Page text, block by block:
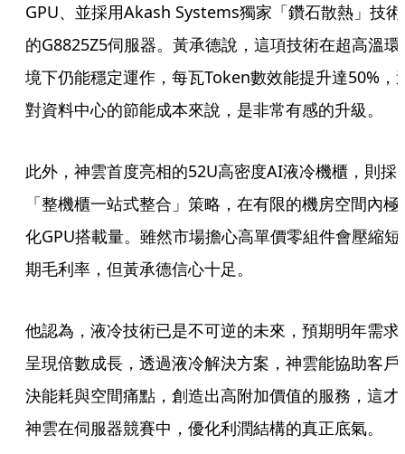
GPU、並採用Akash Systems獨家「鑽石散熱」技術
的G8825Z5伺服器。黃承德說，這項技術在超高溫環
境下仍能穩定運作，每瓦Token數效能提升達50%，
對資料中心的節能成本來說，是非常有感的升級。
此外，神雲首度亮相的52U高密度AI液冷機櫃，則採
「整機櫃一站式整合」策略，在有限的機房空間內極
化GPU搭載量。雖然市場擔心高單價零組件會壓縮短
期毛利率，但黃承德信心十足。
他認為，液冷技術已是不可逆的未來，預期明年需求
呈現倍數成長，透過液冷解決方案，神雲能協助客戶
決能耗與空間痛點，創造出高附加價值的服務，這才
神雲在伺服器競賽中，優化利潤結構的真正底氣。